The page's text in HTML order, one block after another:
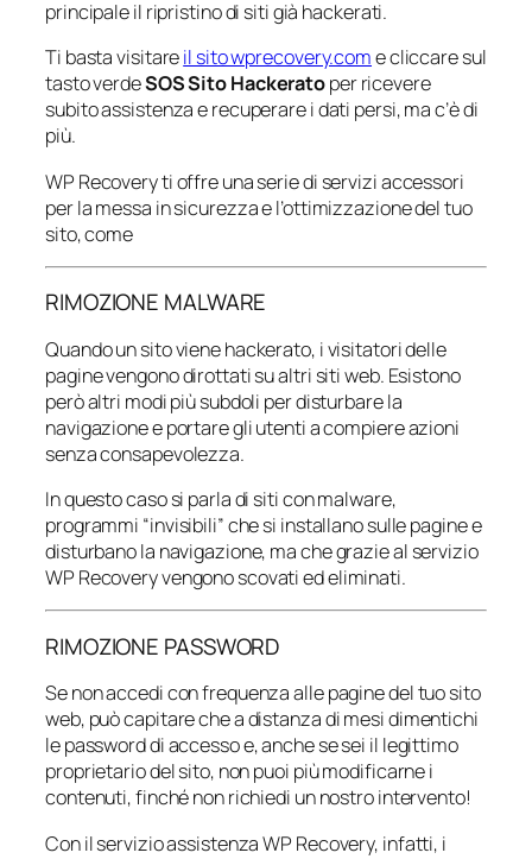
principale il ripristino di siti già hackerati.
Ti basta visitareil sito wprecovery.come cliccare sul
tasto verdeSOS Sito Hackeratoper ricevere
subito assistenza e recuperare i dati persi, ma c’è di
più.
WP Recovery ti offre una serie di servizi accessori
per la messa in sicurezza e l’ottimizzazione del tuo
sito, come
RIMOZIONE MALWARE
Quando un sito viene hackerato, i visitatori delle
pagine vengono dirottati su altri siti web. Esistono
però altri modi più subdoli per disturbare la
navigazione e portare gli utenti a compiere azioni
senza consapevolezza.
In questo caso si parla di siti con malware,
programmi “invisibili” che si installano sulle pagine e
disturbano la navigazione, ma che grazie al servizio
WP Recovery vengono scovati ed eliminati.
RIMOZIONE PASSWORD
Se non accedi con frequenza alle pagine del tuo sito
web, può capitare che a distanza di mesi dimentichi
le password di accesso e, anche se sei il legittimo
proprietario del sito, non puoi più modificarne i
contenuti, finché non richiedi un nostro intervento!
Con il servizio assistenza WP Recovery, infatti, i